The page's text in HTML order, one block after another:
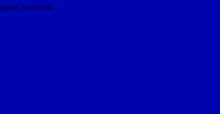
necessarie.